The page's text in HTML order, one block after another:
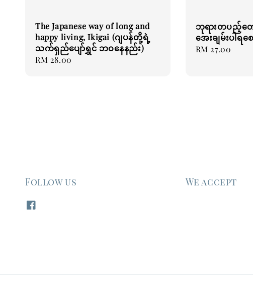
The Japanese way of long and
happy living, Ikigai (ဂျပန်တို့ရဲ့
သက်ရှည်ပျော်ရွှင် ဘဝနေနည်း)
Regular
RM 28.00
ဘုရားတပည့်တ
အေးချမ်းပါရစေ
Regular
RM 27.00
Follow us We accept